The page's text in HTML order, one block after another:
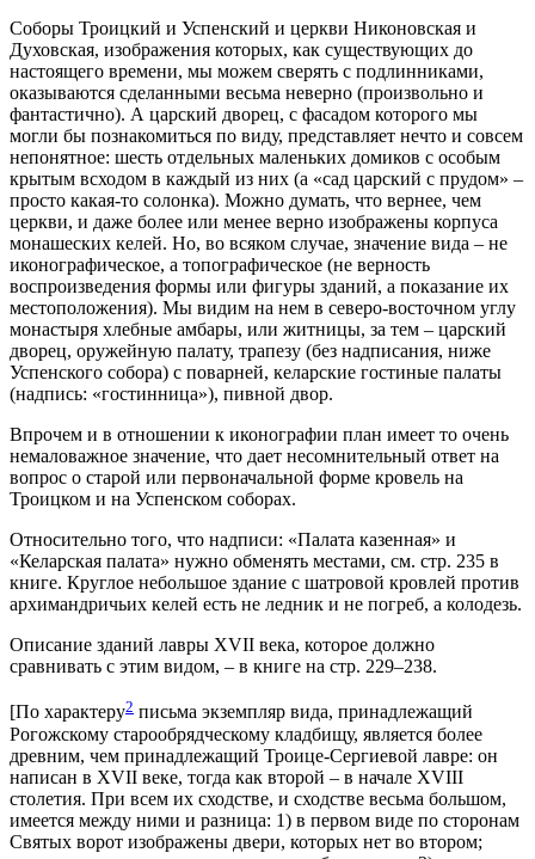
Соборы Троицкий и Успенский и церкви Никоновская и
Духовская, изображения которых, как существующих до
настоящего времени, мы можем сверять с подлинниками,
оказываются сделанными весьма неверно (произвольно и
фантастично). А царский дворец, с фасадом которого мы
могли бы познакомиться по виду, представляет нечто и совсем
непонятное: шесть отдельных маленьких домиков с особым
крытым всходом в каждый из них (а «сад царский с прудом» –
просто какая-то солонка). Можно думать, что вернее, чем
церкви, и даже более или менее верно изображены корпуса
монашеских келей. Но, во всяком случае, значение вида – не
иконографическое, а топографическое (не верность
воспроизведения формы или фигуры зданий, а показание их
местоположения). Мы видим на нем в северо-восточном углу
монастыря хлебные амбары, или житницы, за тем – царский
дворец, оружейную палату, трапезу (без надписания, ниже
Успенского собора) с поварней, келарские гостиные палаты
(надпись: «гостинница»), пивной двор.
Впрочем и в отношении к иконографии план имеет то очень
немаловажное значение, что дает несомнительный ответ на
вопрос о старой или первоначальной форме кровель на
Троицком и на Успенском соборах.
Относительно того, что надписи: «Палата казенная» и
«Келарская палата» нужно обменять местами, см. стр. 235 в
книге. Круглое небольшое здание с шатровой кровлей против
архимандричьих келей есть не ледник и не погреб, а колодезь.
Описание зданий лавры XVII века, которое должно
сравнивать с этим видом, – в книге на стр. 229–238.
[По характеру2 письма экземпляр вида, принадлежащий
Рогожскому старообрядческому кладбищу, является более
древним, чем принадлежащий Троице-Сергиевой лавре: он
написан в XVII веке, тогда как второй – в начале XVIII
столетия. При всем их сходстве, и сходстве весьма большом,
имеется между ними и разница: 1) в первом виде по сторонам
Святых ворот изображены двери, которых нет во втором;